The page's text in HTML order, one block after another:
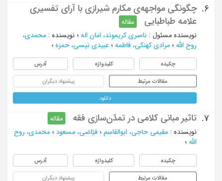
6.
چگونگی مواجهه‌ی مکارم شیرازی با آرای تفسیری
علامه طباطبایی
مقاله
نویسنده مسئول : ناصری کریموند، امان اله ؛ نویسنده : محمدی،
روح الله ؛ مرادی کهنکی، فاطمه ؛ عبیدی نیسی، حمزه ؛
چکیده کلیدواژه آدرس
مقالات مرتبط پیشنهاد دیگران
دانلود
7. تاثیر مبانی کلامی در تمدّن‌سازی فقه
مقاله
نویسنده : مقیمی حاجی، ابوالقاسم ؛ فیّاضی، مسعود ؛ محمدی، روح
الله ؛
چکیده کلیدواژه آدرس
مقالات مرتبط پیشنهاد دیگران